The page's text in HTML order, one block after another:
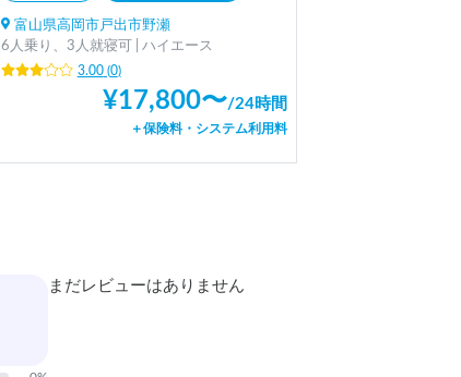
富山県高岡市戸出市野瀬
6人乗り、3人就寝可 | ハイエース
3.00(0)
¥17,800〜/24時間
＋保険料・システム利用料
まだレビューはありません